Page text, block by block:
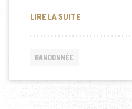
LIRE LA SUITEGRANDE
RANDONNÉE